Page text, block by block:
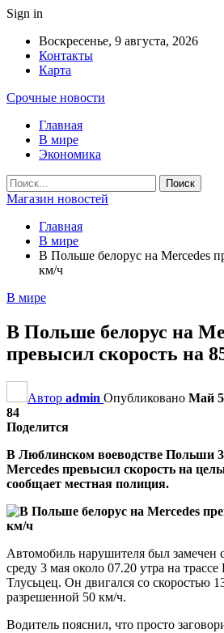
Sign in
Воскресенье, 9 августа, 2026
Контакты
Карта
Срочные новости
Главная
В мире
Экономика
Магазин новостей
Главная
В мире
В Польше белорус на Mercedes
км/ч
В мире
В Польше белорус на
превысил скорость на
Автор admin Опубликовано Май
84
Поделится
В Люблинском воеводстве Польши
Mercedes превысил скорость на
сообщает местная полиция.
Автомобиль нарушителя был замечен
среду 3 мая около 07.20 утра на
Тлусьцец. Он двигался со скоростью
разрешенной 50 км/ч.
Водитель пояснил, что просто